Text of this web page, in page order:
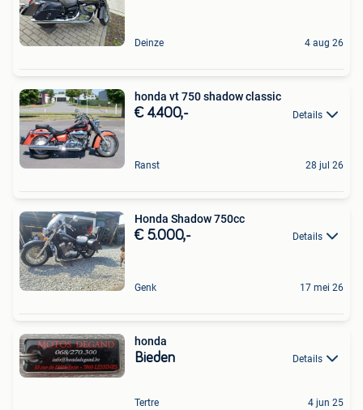
Deinze 4 aug 26
honda vt 750 shadow classic
€ 4.400,- Details
Ranst 28 jul 26
Honda Shadow 750cc
€ 5.000,- Details
Genk 17 mei 26
honda
Bieden Details
Tertre 4 jun 25